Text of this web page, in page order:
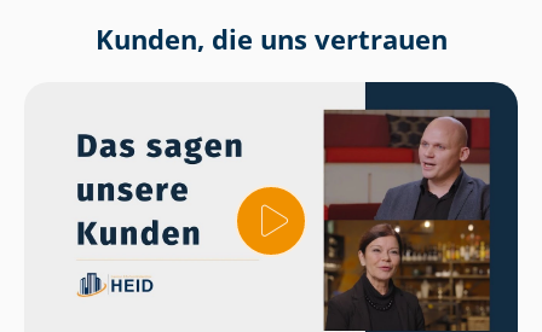
Kunden, die uns vertrauen